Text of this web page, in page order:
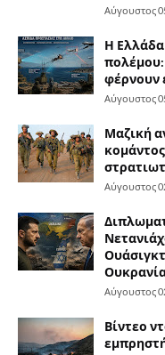
Αύγουστος
Η Ελλάδα
πολέμου:
φέρνουν
Αύγουστος
Μαζική
Αύγουστος
Αύγουστος
Βίντεο